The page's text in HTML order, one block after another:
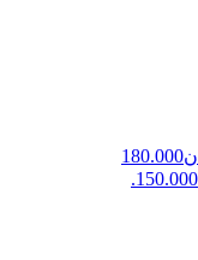
قیمت اصلی: تومان180.000